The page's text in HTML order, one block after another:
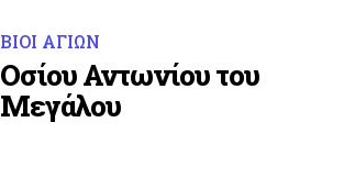
ΒΙΟΙ ΑΓΙΩΝ
Οσίου Αντωνίου του
Μεγάλου